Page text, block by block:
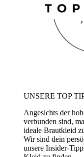
UNSERE TOP
Angesichts der
verbunden sind,
ideale Brautkleid
Wir sind dein
unsere Insider-